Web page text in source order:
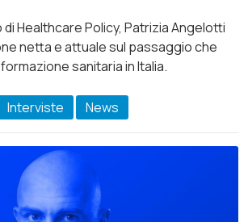
Healthcare Policy, Patrizia Angelotti
netta e attuale sul passaggio che
sanitaria in Italia.
Interviste News